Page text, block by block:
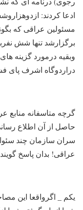
ادعا کردند:
مسئولین عراقی که
برگزارشد تنها شش
وبقیه درمورد گزینه
دراردوگاه اشرف پای
گرچه متاسفانه منابع
حاصل از آن اطلاع
سران سازمان چند
عراقی! بدان پاسخ
یکم _ اگرواقعا این